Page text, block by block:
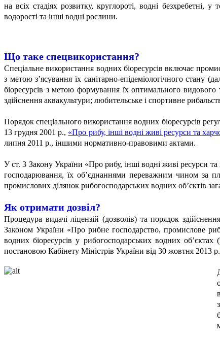
на всіх стадіях розвитку, круглороті, водні безхребетні,
водорості та інші водні рослини.
Що таке спецвикористання?
Спеціальне використання водних біоресурсів включає
з метою з’ясування їх санітарно-епідеміологічного стану
біоресурсів з метою формування їх оптимального видового
здійснення аквакультури; любительське і спортивне
Порядок спеціального використання водних біоресурсів
13 грудня 2001 р., «Про рибу, інші водні живі ресурси та
липня 2011 р., іншими нормативно-правовими актами.
У ст. 3 Закону України «Про рибу, інші водні живі ресурси
господарювання, їх об’єднаннями переважним чином за
промислових ділянок рибогосподарських водних об’єктів
Як отримати дозвіл?
Процедура видачі ліцензій (дозволів) та порядок
Законом України «Про рибне господарство, промислове
водних біоресурсів у рибогосподарських водних
постановою Кабінету Міністрів України від 30 жовтня 2013 р.